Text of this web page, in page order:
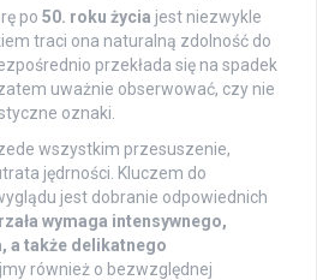
po 50. roku życia jest niezwykle
traci ona naturalną zdolność do
przekłada się na spadek
uważnie obserwować, czy nie
oznaki.
wszystkim przesuszenie,
jędrności. Kluczem do
jest dobranie odpowiednich
wymaga intensywnego,
a także delikatnego
również o bezwzględnej